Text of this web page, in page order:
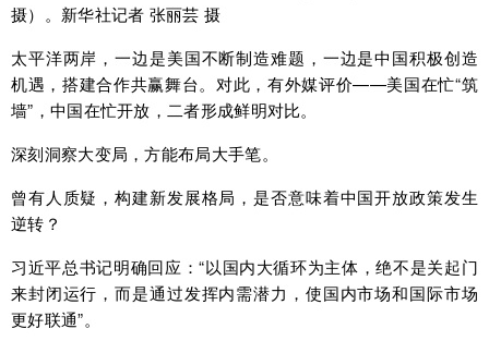
摄）。新华社记者 张丽芸 摄
太平洋两岸，一边是美国不断制造难题，一边是中国积极创造
机遇，搭建合作共赢舞台。对此，有外媒评价——美国在忙“筑
墙”，中国在忙开放，二者形成鲜明对比。
深刻洞察大变局，方能布局大手笔。
曾有人质疑，构建新发展格局，是否意味着中国开放政策发生
逆转？
习近平总书记明确回应：“以国内大循环为主体，绝不是关起门
来封闭运行，而是通过发挥内需潜力，使国内市场和国际市场
更好联通”。